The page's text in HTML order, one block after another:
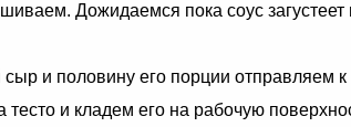
Дожидаемся пока соус загустеет
и половину его порции отправляем к
и кладем его на рабочую